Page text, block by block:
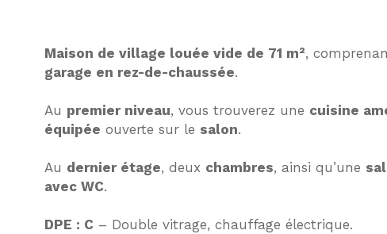
Maison de village louée vide de 71 m²,
garage en rez-de-chaussée.
Au premier niveau, vous trouverez une cuisine
équipée ouverte sur le salon.
Au dernier étage, deux chambres, ainsi qu’une
avec WC.
DPE : C – Double vitrage, chauffage électrique.